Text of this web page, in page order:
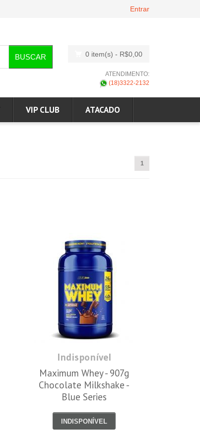
Entrar
BUSCAR 0 item(s) - R$0,00
ATENDIMENTO:
(18)3322-2132
VIP CLUB ATACADO
1
Indisponível
Maximum Whey - 907g
Chocolate Milkshake -
Blue Series
INDISPONÍVEL